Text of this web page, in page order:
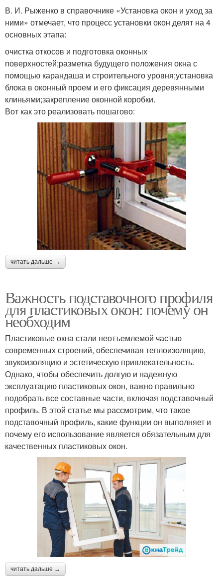
В. И. Рыженко в справочнике «Установка окон и уход за
ними» отмечает, что процесс установки окон делят на 4
основных этапа:
очистка откосов и подготовка оконных
поверхностей;разметка будущего положения окна с
помощью карандаша и строительного уровня;установка
блока в оконный проем и его фиксация деревянными
клиньями;закрепление оконной коробки.
Вот как это реализовать пошагово:
читать дальше →
Важность подставочного профиля
для пластиковых окон: почему он
необходим
Пластиковые окна стали неотъемлемой частью
современных строений, обеспечивая теплоизоляцию,
звукоизоляцию и эстетическую привлекательность.
Однако, чтобы обеспечить долгую и надежную
эксплуатацию пластиковых окон, важно правильно
подобрать все составные части, включая подставочный
профиль. В этой статье мы рассмотрим, что такое
подставочный профиль, какие функции он выполняет и
почему его использование является обязательным для
качественных пластиковых окон.
читать дальше →